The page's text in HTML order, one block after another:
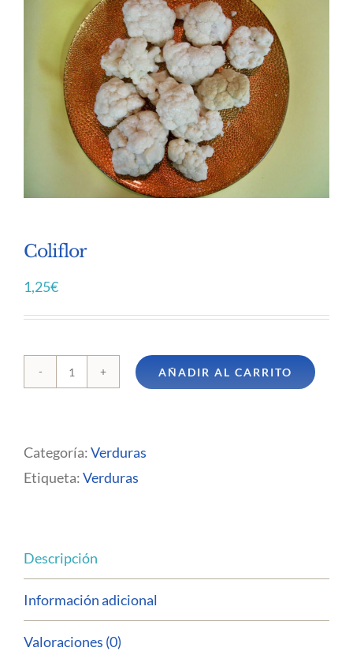
Coliflor
1,25€
Coliflor
AÑADIR AL CARRITO
Categoría:Verduras
Etiqueta:Verduras
Descripción
Información adicional
Valoraciones (0)